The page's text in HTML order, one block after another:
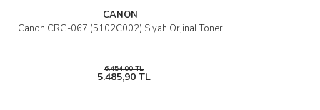
CANON
Canon CRG-067 (5102C002) Siyah Orjinal Toner
6.454,00 TL
5.485,90 TL